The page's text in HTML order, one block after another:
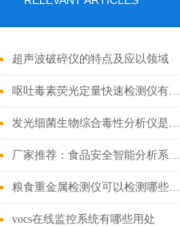
超声波破碎仪的特点及应以领域
呕吐毒素荧光定量快速检测仪有什么特点
发光细菌生物综合毒性分析仪是什么
厂家推荐：食品安全智能分析系统【2021服务于食品检测市场】
粮食重金属检测仪可以检测哪些项目
vocs在线监控系统有哪些用处